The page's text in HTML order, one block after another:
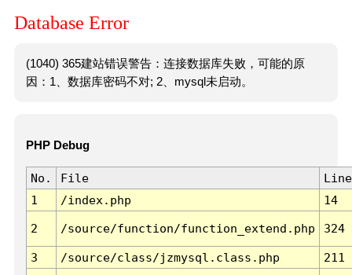
Database Error
(1040) 365建站错误警告：连接数据库失败，可能的原
因：1、数据库密码不对; 2、mysql未启动。
PHP Debug
No. File
Line
1
/index.php 14
2 /source/function/function_extend.php 324
3 /source/class/jzmysql.class.php
211